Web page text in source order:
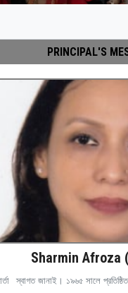
PRINCIPAL'S
Sharmin Afroza
স্বাগত জানাই। ১৯৬৫ সালে